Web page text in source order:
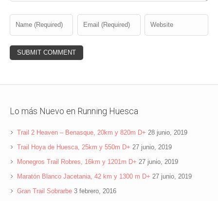
Lo más Nuevo en Running Huesca
Trail 2 Heaven – Benasque, 20km y 820m D+ 28 junio, 2019
Trail Hoya de Huesca, 25km y 550m D+ 27 junio, 2019
Monegros Trail Robres, 16km y 1201m D+ 27 junio, 2019
Maratón Blanco Jacetania, 42 km y 1300 m D+ 27 junio, 2019
Gran Trail Sobrarbe 3 febrero, 2016